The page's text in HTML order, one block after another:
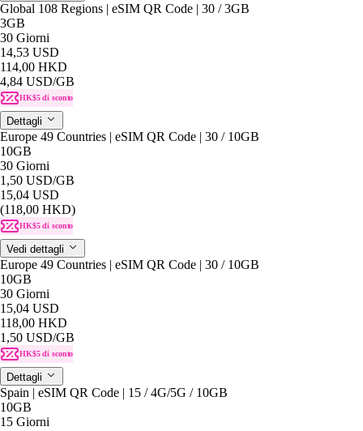
Global 108 Regions | eSIM QR Code | 30 / 3GB
3GB
30 Giorni
14,53 USD
114,00 HKD
4,84 USD/GB
HK$5 di sconto
Dettagli
Europe 49 Countries | eSIM QR Code | 30 / 10GB
10GB
30 Giorni
1,50 USD/GB
15,04 USD
(118,00 HKD)
HK$5 di sconto
Vedi dettagli
Europe 49 Countries | eSIM QR Code | 30 / 10GB
10GB
30 Giorni
15,04 USD
118,00 HKD
1,50 USD/GB
HK$5 di sconto
Dettagli
Spain | eSIM QR Code | 15 / 4G/5G / 10GB
10GB
15 Giorni